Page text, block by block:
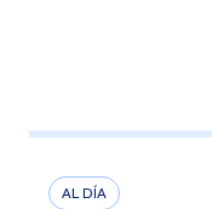
AL DÍA